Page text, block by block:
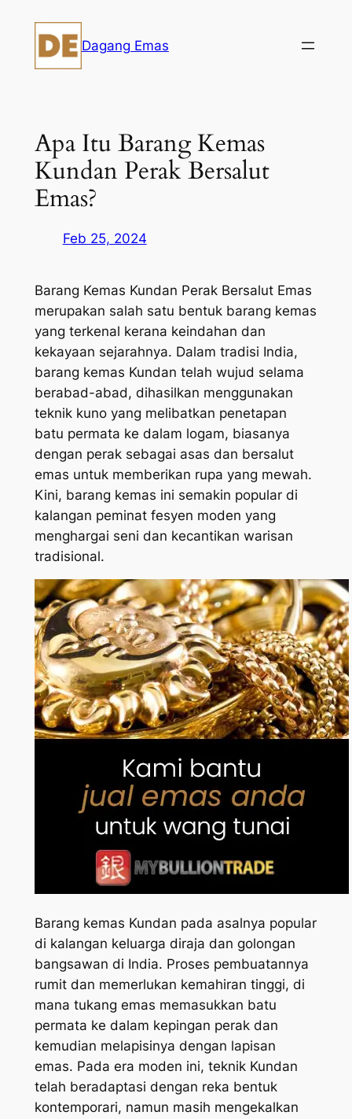
content
Dagang Emas
Apa Itu Barang Kemas
Kundan Perak Bersalut
Emas?
Feb 25, 2024
Barang Kemas Kundan Perak Bersalut Emas
merupakan salah satu bentuk barang kemas
yang terkenal kerana keindahan dan
kekayaan sejarahnya. Dalam tradisi India,
barang kemas Kundan telah wujud selama
berabad-abad, dihasilkan menggunakan
teknik kuno yang melibatkan penetapan
batu permata ke dalam logam, biasanya
dengan perak sebagai asas dan bersalut
emas untuk memberikan rupa yang mewah.
Kini, barang kemas ini semakin popular di
kalangan peminat fesyen moden yang
menghargai seni dan kecantikan warisan
tradisional.
Barang kemas Kundan pada asalnya popular
di kalangan keluarga diraja dan golongan
bangsawan di India. Proses pembuatannya
rumit dan memerlukan kemahiran tinggi, di
mana tukang emas memasukkan batu
permata ke dalam kepingan perak dan
kemudian melapisinya dengan lapisan
emas. Pada era moden ini, teknik Kundan
telah beradaptasi dengan reka bentuk
kontemporari, namun masih mengekalkan